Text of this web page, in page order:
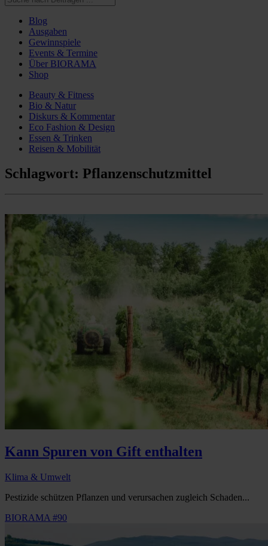
Blog
Ausgaben
Gewinnspiele
Events & Termine
Über BIORAMA
Shop
Beauty & Fitness
Bio & Natur
Diskurs & Kommentar
Eco Fashion & Design
Essen & Trinken
Reisen & Mobilität
Schlagwort: Pflanzenschutzmittel
Kann Spuren von Gift enthalten
Klima & Umwelt
Pestizide schützen Pflanzen und verursachen zugleich Schaden...
BIORAMA #90